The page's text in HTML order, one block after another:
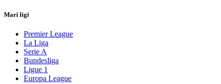
Mari ligi
Premier League
La Liga
Serie A
Bundesliga
Ligue 1
Europa League